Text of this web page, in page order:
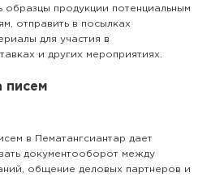
образцы продукции потенциальным
отправить в посылках
для участия в
и других мероприятиях.
писем
в Пематангсиантар дает
документооборот между
общение деловых партнеров и